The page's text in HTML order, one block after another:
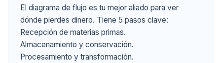
El diagrama de flujo es tu mejor aliado para ver
dónde pierdes dinero. Tiene 5 pasos clave:
Recepción de materias primas.
Almacenamiento y conservación.
Procesamiento y transformación.